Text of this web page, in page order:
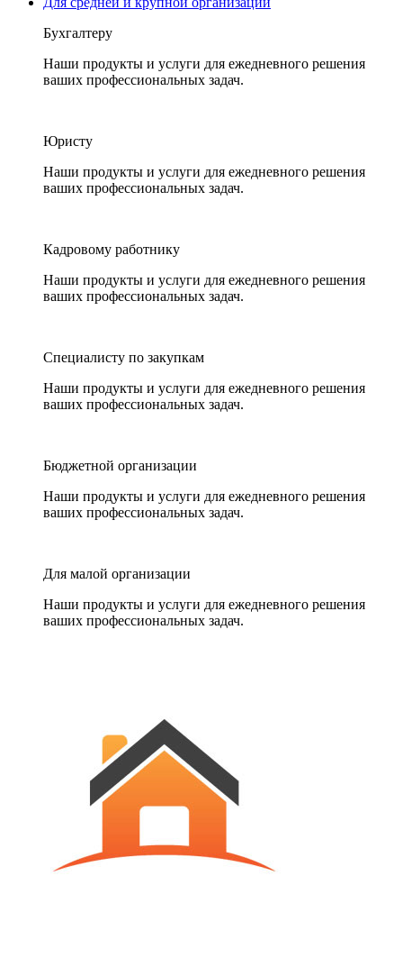
Бухгалтеру
Наши продукты и услуги для ежедневного решения
ваших профессиональных задач.
Юристу
Наши продукты и услуги для ежедневного решения
ваших профессиональных задач.
Кадровому работнику
Наши продукты и услуги для ежедневного решения
ваших профессиональных задач.
Специалисту по закупкам
Наши продукты и услуги для ежедневного решения
ваших профессиональных задач.
Бюджетной организации
Наши продукты и услуги для ежедневного решения
ваших профессиональных задач.
Для малой организации
Наши продукты и услуги для ежедневного решения
ваших профессиональных задач.